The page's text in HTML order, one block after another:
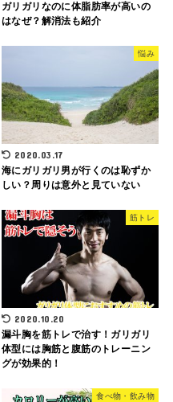
ガリガリなのに体脂肪率が高いの
はなぜ？解消法も紹介
悩み
2020.03.17
海にガリガリ男が行くのは恥ずか
しい？周りは意外と見ていない
筋トレ
2020.10.20
漏斗胸を筋トレで治す！ガリガリ
体型には胸筋と腹筋のトレーニン
グが効果的！
食べ物・飲み物